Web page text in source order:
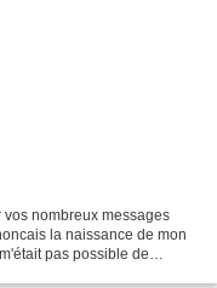
nombreux messages
la naissance de mon
pas possible de